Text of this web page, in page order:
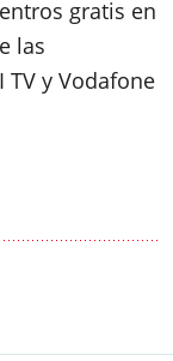
gratis en
las
TV y Vodafone